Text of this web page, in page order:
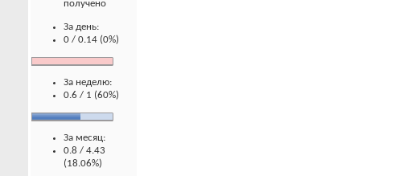
получено
За день:
0 / 0.14 (0%)
За неделю:
0.6 / 1 (60%)
За месяц:
0.8 / 4.43
(18.06%)